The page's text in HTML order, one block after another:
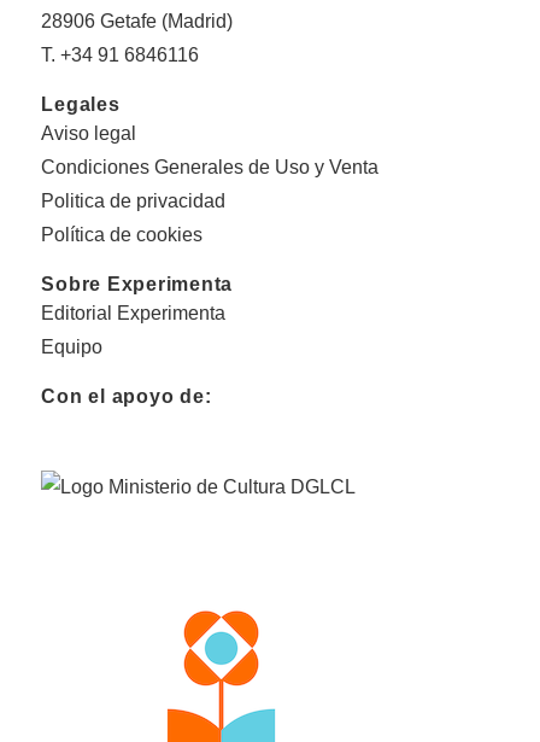
28906 Getafe (Madrid)
T. +34 91 6846116
Legales
Aviso legal
Condiciones Generales de Uso y Venta
Politica de privacidad
Política de cookies
Sobre Experimenta
Editorial Experimenta
Equipo
Con el apoyo de: